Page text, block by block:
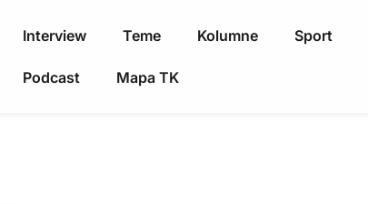
Interview Teme Kolumne Sport
Podcast Mapa TK